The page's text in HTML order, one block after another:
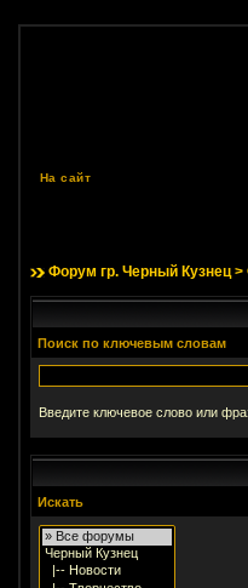
На сайт
Форум гр. Черный Кузнец>
Поиск по ключевым словам
Введите ключевое слово или
Искать